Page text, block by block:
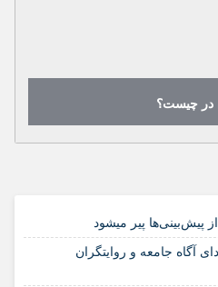
در چیست؟
پیش‌بینی‌ها پیر میشود
آگاه جامعه و روایتگران